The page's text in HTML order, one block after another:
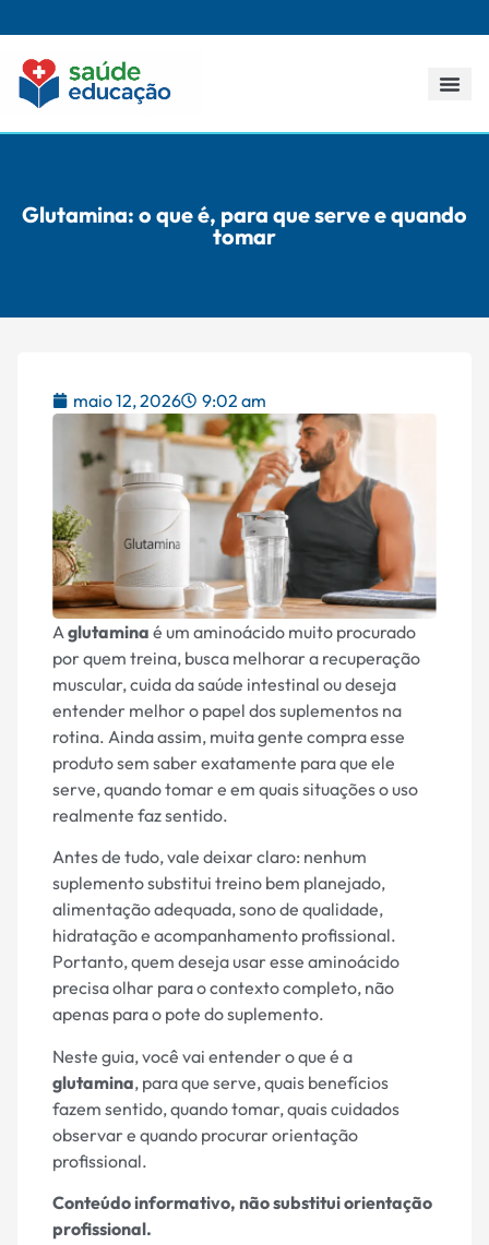
Glutamina: o que é, para que serve e quando
tomar
maio 12, 2026 9:02 am
A glutamina é um aminoácido muito procurado
por quem treina, busca melhorar a recuperação
muscular, cuida da saúde intestinal ou deseja
entender melhor o papel dos suplementos na
rotina. Ainda assim, muita gente compra esse
produto sem saber exatamente para que ele
serve, quando tomar e em quais situações o uso
realmente faz sentido.
Antes de tudo, vale deixar claro: nenhum
suplemento substitui treino bem planejado,
alimentação adequada, sono de qualidade,
hidratação e acompanhamento profissional.
Portanto, quem deseja usar esse aminoácido
precisa olhar para o contexto completo, não
apenas para o pote do suplemento.
Neste guia, você vai entender o que é a
glutamina, para que serve, quais benefícios
fazem sentido, quando tomar, quais cuidados
observar e quando procurar orientação
profissional.
Conteúdo informativo, não substitui orientação
profissional.